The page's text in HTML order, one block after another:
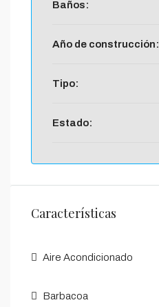
Baños:
Año de construcción:
Tipo:
Estado:
Características
Aire Acondicionado
Barbacoa